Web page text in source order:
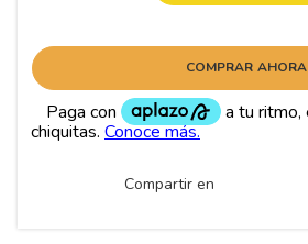
COMPRAR AHORA
Compartir en